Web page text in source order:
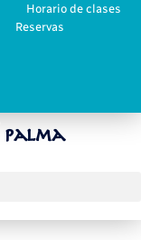
Horario de clases
Reservas
Palma